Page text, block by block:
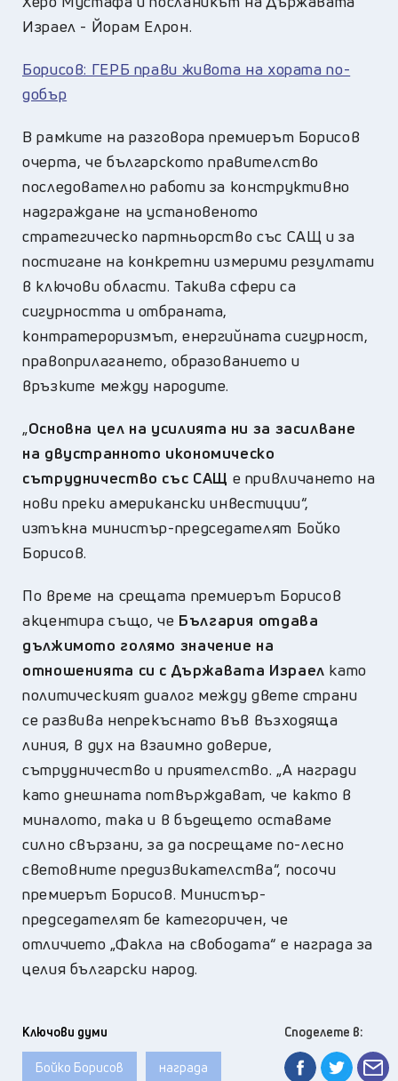
Израел - Йорам Елрон.
Борисов: ГЕРБ прави живота на хората по-
добър
В рамките на разговора премиерът Борисов
очерта, че българското правителство
последователно работи за конструктивно
надграждане на установеното
стратегическо партньорство със САЩ и за
постигане на конкретни измерими резултати
в ключови области. Такива сфери са
сигурността и отбраната,
контратероризмът, енергийната сигурност,
правоприлагането, образованието и
връзките между народите.
„Основна цел на усилията ни за засилване
на двустранното икономическо
сътрудничество със САЩ е привличането на
нови преки американски инвестиции“,
изтъкна министър-председателят Бойко
Борисов.
По време на срещата премиерът Борисов
акцентира също, че България отдава
дължимото голямо значение на
отношенията си с Държавата Израел като
политическият диалог между двете страни
се развива непрекъснато във възходяща
линия, в дух на взаимно доверие,
сътрудничество и приятелство. „А награди
като днешната потвърждават, че както в
миналото, така и в бъдещето оставаме
силно свързани, за да посрещаме по-лесно
световните предизвикателства“, посочи
премиерът Борисов. Министър-
председателят бе категоричен, че
отличието „Факла на свободата“ е награда за
целия български народ.
Ключови думи
Бойко Борисов награда
Споделете в: